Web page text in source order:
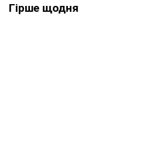
Гірше щодня